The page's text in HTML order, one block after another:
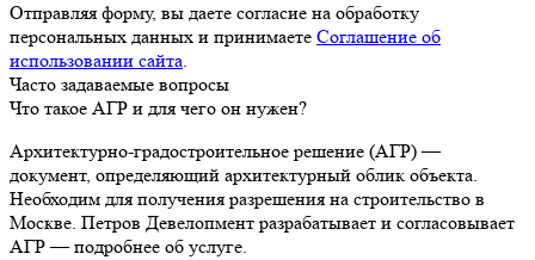
Отправляя форму, вы даете согласие на обработку
персональных данных и принимаете Соглашение об
использовании сайта.
Часто задаваемые вопросы
Что такое АГР и для чего он нужен?
Архитектурно-градостроительное решение (АГР) —
документ, определяющий архитектурный облик объекта.
Необходим для получения разрешения на строительство в
Москве. Петров Девелопмент разрабатывает и согласовывает
АГР — подробнее об услуге.